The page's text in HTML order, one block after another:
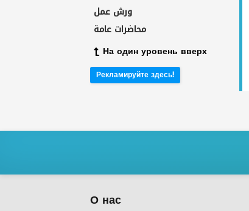
На один уровень вверх
Рекламируйте здесь!
О нас